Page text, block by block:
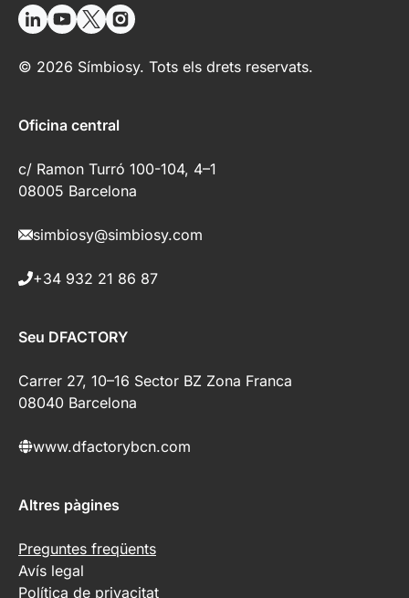
© 2026 Símbiosy. Tots els drets reservats.
Oficina central
c/ Ramon Turró 100-104, 4–1
08005 Barcelona
simbiosy@simbiosy.com
+34 932 21 86 87
Seu DFACTORY
Carrer 27, 10–16 Sector BZ Zona Franca
08040 Barcelona
www.dfactorybcn.com
Altres pàgines
Preguntes freqüents
Avís legal
Política de privacitat